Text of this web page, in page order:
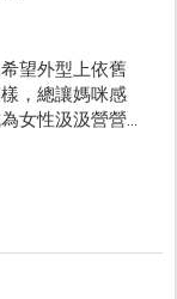
望外型上依舊
，總讓媽咪感
女性汲汲營營
食與運動更是
握理想體重，